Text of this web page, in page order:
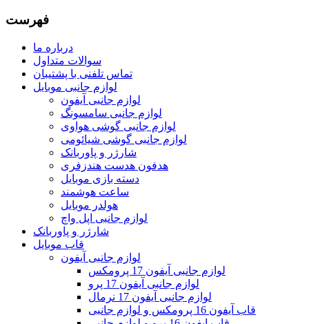
فهرست
درباره ما
سوالات متداول
تماس تلفنی با پشتیبان
لوازم جانبی موبایل
لوازم جانبی آیفون
لوازم جانبی سامسونگ
لوازم جانبی گوشی هواوی
لوازم جانبی گوشی شیائومی
شارژر و پاوربانک
هدفون هدست هندزفری
دسته بازی موبایل
ساعت هوشمند
هولدر موبایل
لوازم جانبی اپل واچ
شارژر و پاوربانک
قاب موبایل
لوازم جانبی آیفون
لوازم جانبی آیفون 17 پرومکس
لوازم جانبی آیفون 17 پرو
لوازم جانبی آیفون 17 نرمال
قاب آیفون 16 پرومکس و لوازم جانبی